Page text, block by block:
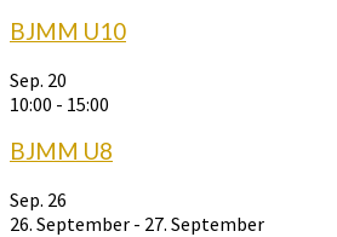
BJMM U10
Sep. 20
10:00 - 15:00
BJMM U8
Sep. 26
26. September - 27. September